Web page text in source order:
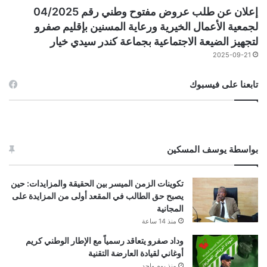
إعلان عن طلب عروض مفتوح وطني رقم 04/2025
لجمعية الأعمال الخيرية ورعاية المسنين بإقليم صفرو
لتجهيز الضيعة الاجتماعية بجماعة كندر سيدي خيار
2025-09-21
تابعنا على فيسبوك
بواسطة يوسف المسكين
تكوينات الزمن الميسر بين الحقيقة والمزايدات: حين
يصبح حق الطالب في المقعد أولى من المزايدة على
المجانية
منذ 14 ساعة
وداد صفرو يتعاقد رسمياً مع الإطار الوطني كريم
أوغاني لقيادة العارضة التقنية